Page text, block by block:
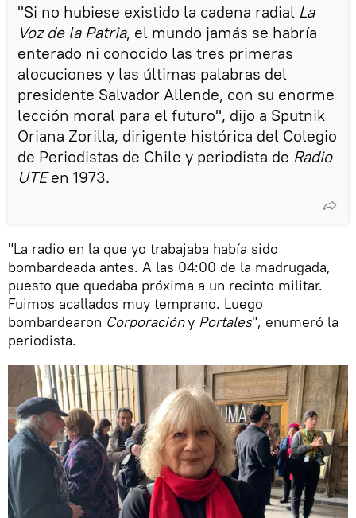
"Si no hubiese existido la cadena radial La
Voz de la Patria, el mundo jamás se habría
enterado ni conocido las tres primeras
alocuciones y las últimas palabras del
presidente Salvador Allende, con su enorme
lección moral para el futuro", dijo a Sputnik
Oriana Zorilla, dirigente histórica del Colegio
de Periodistas de Chile y periodista de Radio
UTEen 1973.
"La radio en la que yo trabajaba había sido
bombardeada antes. A las 04:00 de la madrugada,
puesto que quedaba próxima a un recinto militar.
Fuimos acallados muy temprano. Luego
bombardearon Corporacióny Portales", enumeró la
periodista.